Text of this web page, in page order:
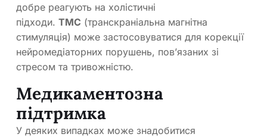
добре реагують на холістичні
підходи. ТМС (транскраніальна магнітна
стимуляція) може застосовуватися для корекції
нейромедіаторних порушень, пов’язаних зі
стресом та тривожністю.
Медикаментозна
підтримка
У деяких випадках може знадобитися